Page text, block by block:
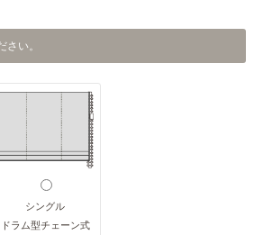
い。
シングル
ドラム型チェーン式